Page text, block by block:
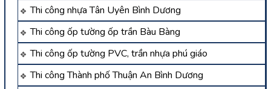
Thi công nhựa Tân Uyên Bình Dương
Thi công ốp tường ốp trần Bàu Bàng
Thi công ốp tường PVC, trần nhựa phú giáo
Thi công Thành phố Thuận An Bình Dương